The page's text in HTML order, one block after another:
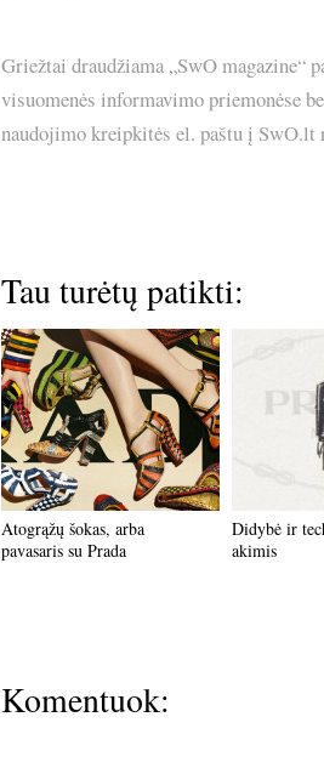
Griežtai draudžiama „SwO magazine“
visuomenės informavimo priemonėse
naudojimo kreipkitės el. paštu į
Tau turėtų patikti:
Atogrąžų šokas, arba
pavasaris su Prada
Didybė ir
akimis
Komentuok: